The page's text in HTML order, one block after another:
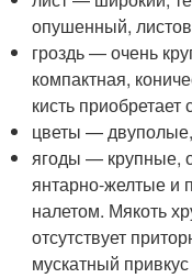
опушенный,
гроздь — очень
компактная,
кисть приобретает
цветы —
ягоды — крупные,
янтарно-желтые и
налетом. Мякоть
отсутствует
мускатный